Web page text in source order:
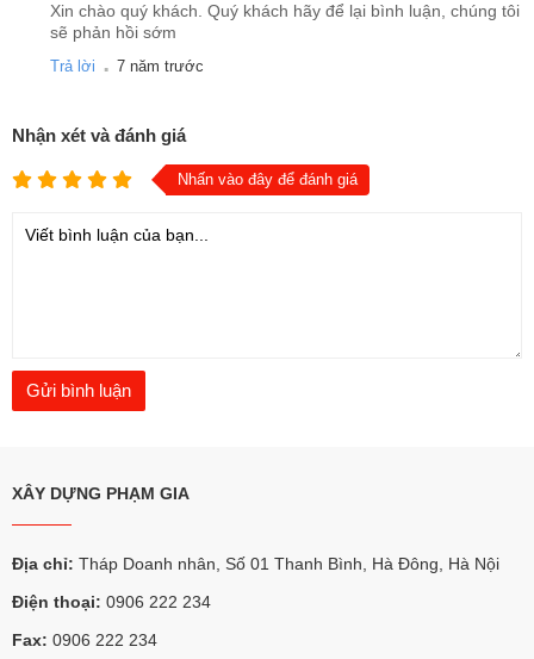
Xin chào quý khách. Quý khách hãy để lại bình luận, chúng tôi
sẽ phản hồi sớm
Trả lời . 7 năm trước
Nhận xét và đánh giá
Nhấn vào đây để đánh giá
XÂY DỰNG PHẠM GIA
Địa chỉ: Tháp Doanh nhân, Số 01 Thanh Bình, Hà Đông, Hà Nội
Điện thoại: 0906 222 234
Fax: 0906 222 234